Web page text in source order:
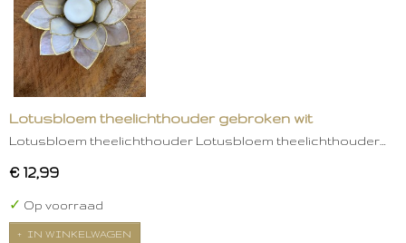
Lotusbloem theelichthouder gebroken wit
Lotusbloem theelichthouder Lotusbloem theelichthouder…
€ 12,99
✓ Op voorraad
IN WINKELWAGEN